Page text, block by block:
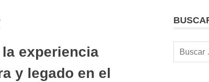
experiencia
y legado en el
Buscar: